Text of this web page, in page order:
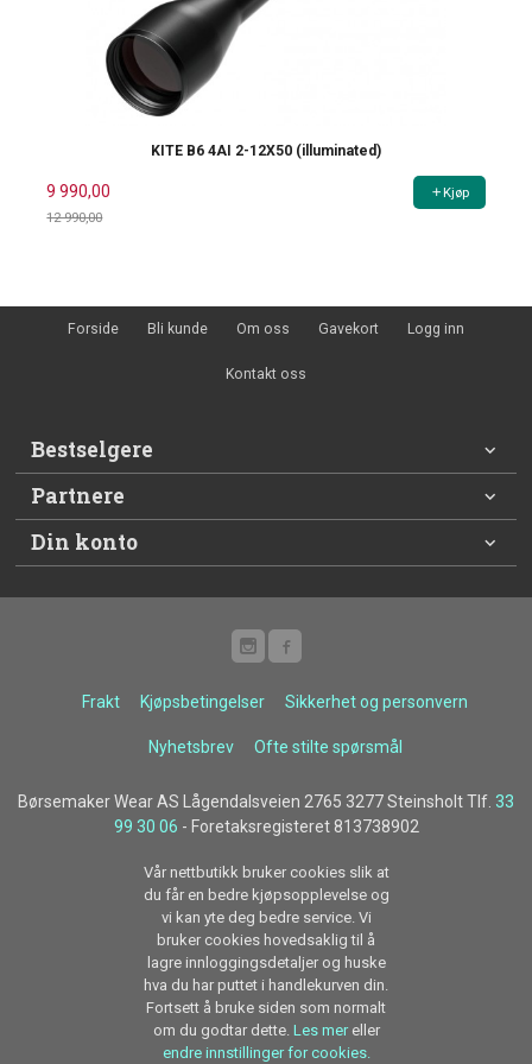
KITE B6 4AI 2-12X50 (illuminated)
9 990,00
12 990,00
Kjøp
Forside Bli kunde Om oss Gavekort Logg inn
Kontakt oss
Bestselgere
Partnere
Din konto
Frakt Kjøpsbetingelser Sikkerhet og personvern
Nyhetsbrev Ofte stilte spørsmål
Børsemaker Wear AS Lågendalsveien 2765 3277 Steinsholt Tlf. 33
99 30 06 - Foretaksregisteret 813738902
Vår nettbutikk bruker cookies slik at
du får en bedre kjøpsopplevelse og
vi kan yte deg bedre service. Vi
bruker cookies hovedsaklig til å
lagre innloggingsdetaljer og huske
hva du har puttet i handlekurven din.
Fortsett å bruke siden som normalt
om du godtar dette. Les mer eller
endre innstillinger for cookies.